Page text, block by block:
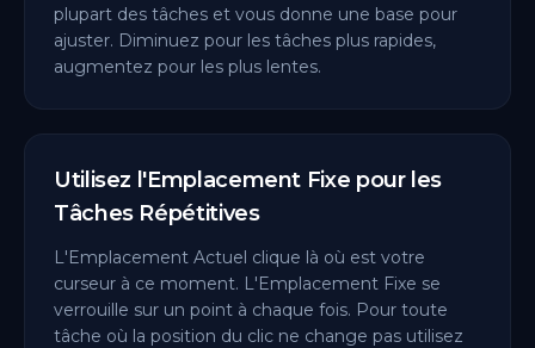
plupart des tâches et vous donne une base pour
ajuster. Diminuez pour les tâches plus rapides,
augmentez pour les plus lentes.
Utilisez l'Emplacement Fixe pour les
Tâches Répétitives
L'Emplacement Actuel clique là où est votre
curseur à ce moment. L'Emplacement Fixe se
verrouille sur un point à chaque fois. Pour toute
tâche où la position du clic ne change pas utilisez